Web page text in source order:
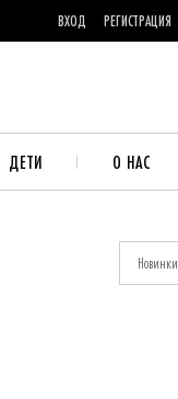
ВХОД РЕГИСТРАЦИЯ
ДЕТИ О НАС
Новинки